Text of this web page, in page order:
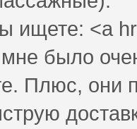
ищете: <a
мне было
Плюс, они